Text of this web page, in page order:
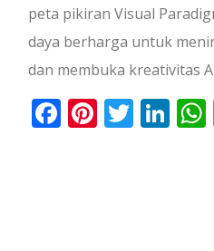
peta pikiran Visual
daya berharga untuk
dan membuka kreativitas
Facebook